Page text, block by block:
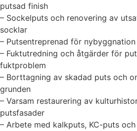
putsad finish
– Sockelputs och renovering av
socklar
– Putsentreprenad för
– Fuktutredning och åtgärder för
fuktproblem
– Borttagning av skadad puts och
grunden
– Varsam restaurering av
putsfasader
– Arbete med kalkputs, KC-puts